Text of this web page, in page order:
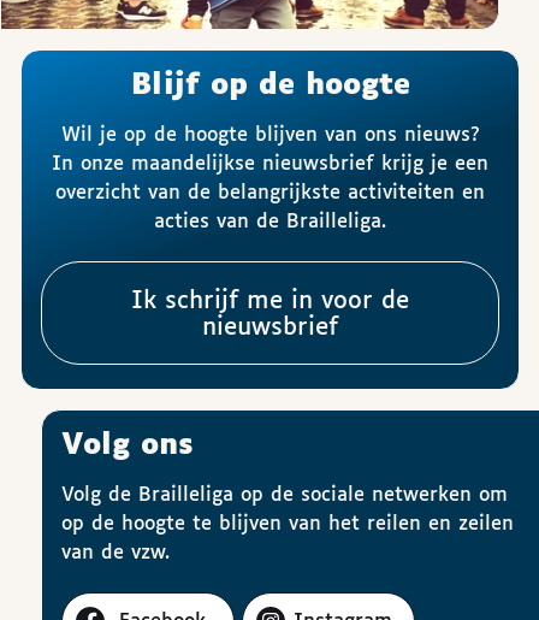
Blijf op de hoogte
Wil je op de hoogte blijven van ons nieuws?
In onze maandelijkse nieuwsbrief krijg je een
overzicht van de belangrijkste activiteiten en
acties van de Brailleliga.
Ik schrijf me in voor de
nieuwsbrief
Volg ons
Volg de Brailleliga op de sociale netwerken om
op de hoogte te blijven van het reilen en zeilen
van de vzw.